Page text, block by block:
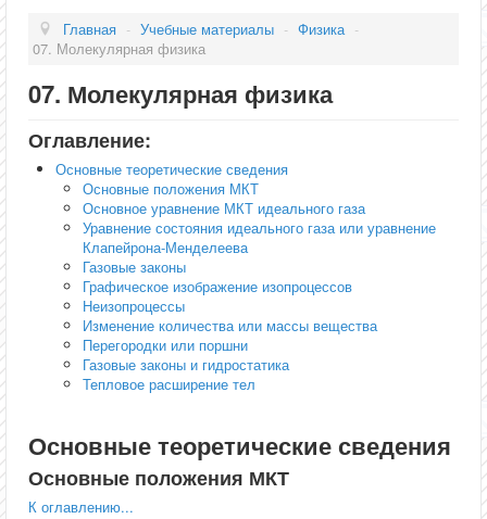
Главная - Учебные материалы - Физика -
07. Молекулярная физика
07. Молекулярная физика
Оглавление:
Основные теоретические сведения
Основные положения МКТ
Основное уравнение МКТ идеального газа
Уравнение состояния идеального газа или уравнение
Клапейрона-Менделеева
Газовые законы
Графическое изображение изопроцессов
Неизопроцессы
Изменение количества или массы вещества
Перегородки или поршни
Газовые законы и гидростатика
Тепловое расширение тел
Основные теоретические сведения
Основные положения МКТ
К оглавлению...